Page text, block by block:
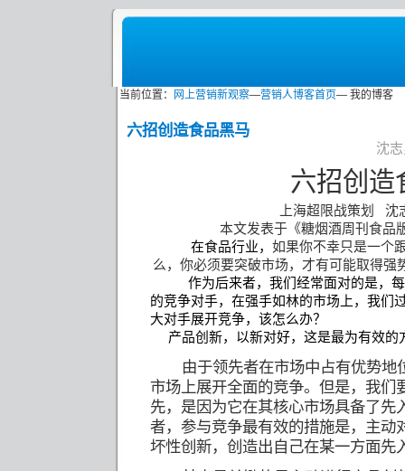
当前位置： 网上营销新观察—营销人博客首页— 我的博客
六招创造食品黑马
沈
六招创造
上海超限战策划
沈
本文发表于《糖烟酒周刊食品
在食品行业，如果你不幸只是一个
么，你必须要突破市场，才有可能取得强
作为后来者，我们经常面对的是，
的竞争对手，在强手如林的市场上，我们
大对手展开竞争，该怎么办？
产品创新，以新对好，这是最为有效的
由于领先者在市场中占有优势地
市场上展开全面的竞争。但是，我们
先，是因为它在其核心市场具备了先
者，参与竞争最有效的措施是，主动
坏性创新，创造出自己在某一方面先